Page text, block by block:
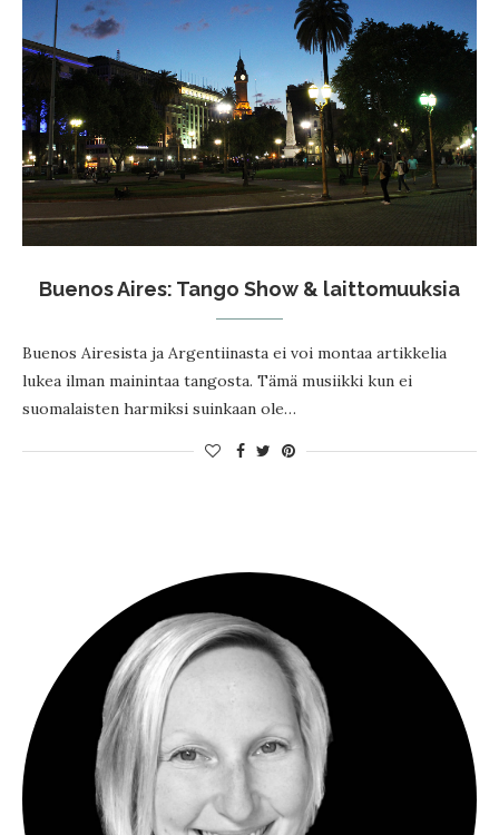
Buenos Aires: Tango Show & laittomuuksia
Buenos Airesista ja Argentiinasta ei voi montaa artikkelia
lukea ilman mainintaa tangosta. Tämä musiikki kun ei
suomalaisten harmiksi suinkaan ole…